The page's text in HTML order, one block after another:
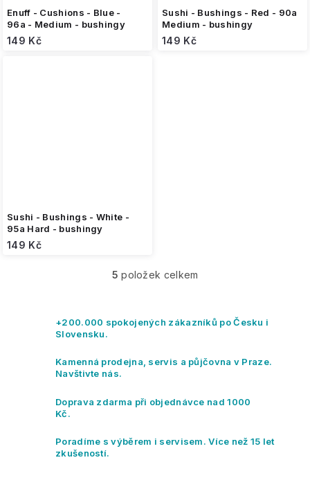
Enuff - Cushions - Blue -
96a - Medium - bushingy
149 Kč
Sushi - Bushings - Red - 90a
Medium - bushingy
149 Kč
Sushi - Bushings - White -
95a Hard - bushingy
149 Kč
O
á
c
r
v
y
5 položek celkem
+200.000 spokojených zákazníků po Česku i
Slovensku.
Kamenná prodejna, servis a půjčovna v Praze.
Navštivte nás.
Doprava zdarma při objednávce nad 1000
Kč.
Poradíme s výběrem i servisem. Více než 15 let
zkušeností.